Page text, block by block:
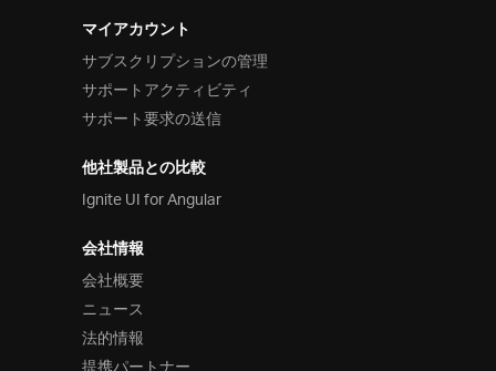
マイアカウント
サブスクリプションの管理
サポートアクティビティ
サポート要求の送信
他社製品との比較
Ignite UI for Angular
会社情報
会社概要
ニュース
法的情報